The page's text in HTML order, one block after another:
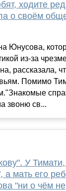
ходите
о своём
Юнусова,
из-за
рассказала,
Помимо
звоню св...
У Тимати,
а мать его
"ни о чём не